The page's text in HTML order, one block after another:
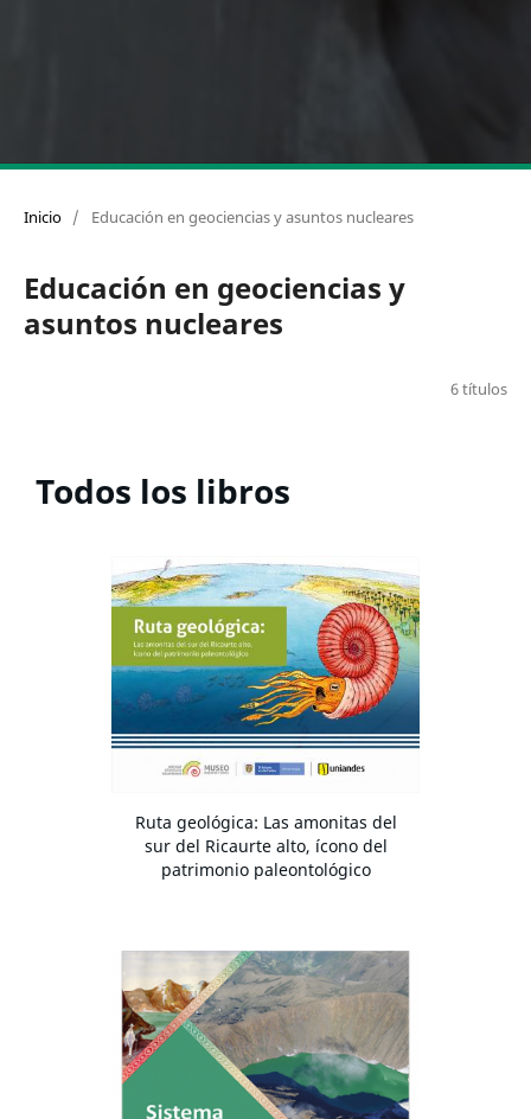
Inicio / Educación en geociencias y asuntos nucleares
Educación en geociencias y
asuntos nucleares
6 títulos
Todos los libros
Ruta geológica: Las amonitas del
sur del Ricaurte alto, ícono del
patrimonio paleontológico